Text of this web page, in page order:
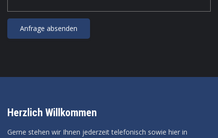
Herzlich Willkommen
Gerne stehen wir Ihnen jederzeit telefonisch sowie hier in